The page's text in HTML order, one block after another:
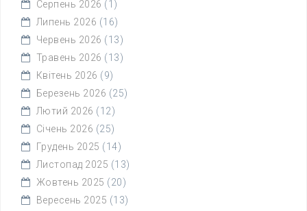
Серпень 2026 (1)
Липень 2026 (16)
Червень 2026 (13)
Травень 2026 (13)
Квітень 2026 (9)
Березень 2026 (25)
Лютий 2026 (12)
Січень 2026 (25)
Грудень 2025 (14)
Листопад 2025 (13)
Жовтень 2025 (20)
Вересень 2025 (13)